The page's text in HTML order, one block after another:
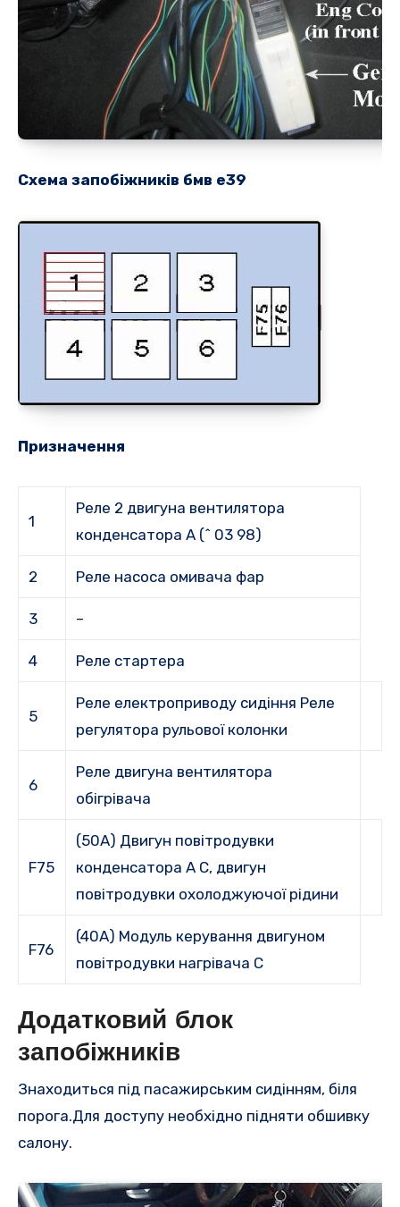
Схема запобіжників бмв е39
Призначення
1
Реле 2 двигуна вентилятора
конденсатора A (^ 03 98)
2 Реле насоса омивача фар
3 –
4 Реле стартера
5
Реле електроприводу сидіння Реле
регулятора рульової колонки
6
Реле двигуна вентилятора
обігрівача
F75
(50A) Двигун повітродувки
конденсатора A C, двигун
повітродувки охолоджуючої рідини
F76
(40A) Модуль керування двигуном
повітродувки нагрівача C
Додатковий блок
запобіжників
Знаходиться під пасажирським сидінням, біля
порога.Для доступу необхідно підняти обшивку
салону.